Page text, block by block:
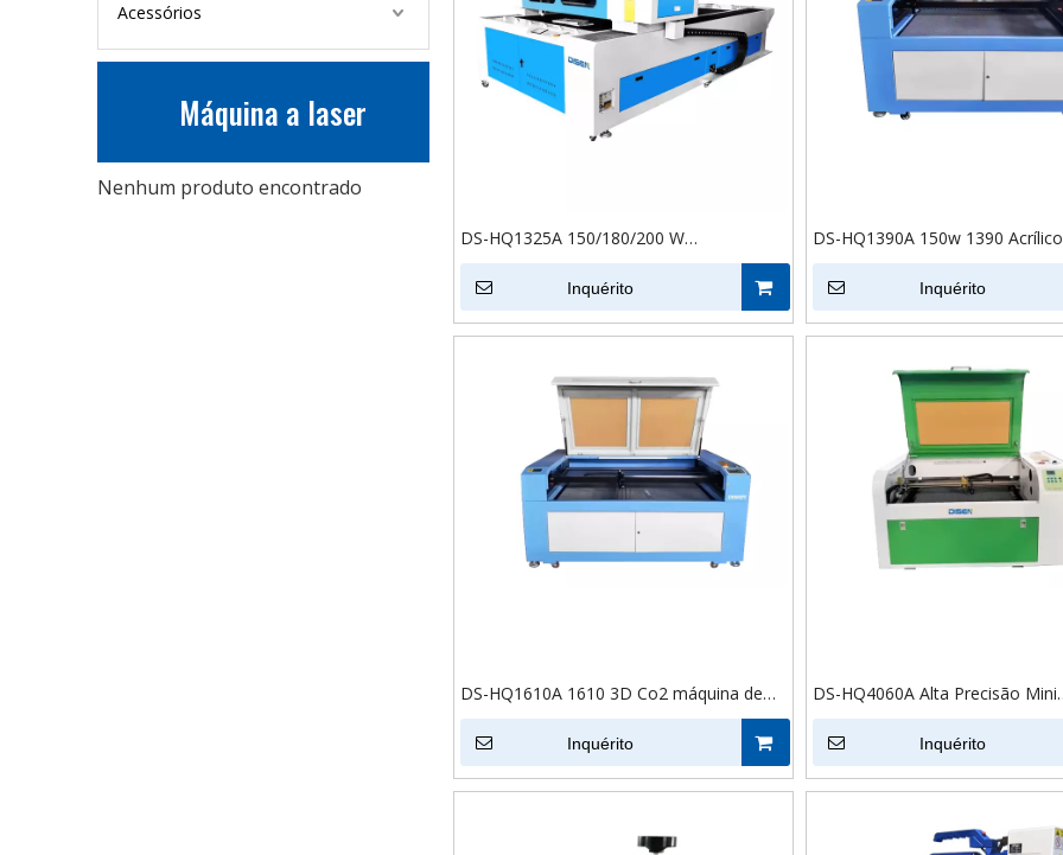
Acessórios
Máquina a laser
Nenhum produto encontrado
DS-HQ1325A 150/180/200 W
contraplacado de madeira acrílico PVC
couro Co2 máquina de corte e gravação a
laser
Inquérito
DS-HQ1390A 150w 1390
Madeira Compensada Tecido
Cortador a Laser Co2 Cnc Laser
Preço da Máquina de Corte
Inquérito
DS-HQ1610A 1610 3D Co2 máquina de
corte a laser e máquina de gravação para
acrílico cristal PVC couro borracha
madeira pedra vidro
Inquérito
DS-HQ4060A Alta Precisão Mini
Multifuncional 4060 Couro
Plástico Madeira Cortador a
6040 Máquinas de Gravação a
Inquérito